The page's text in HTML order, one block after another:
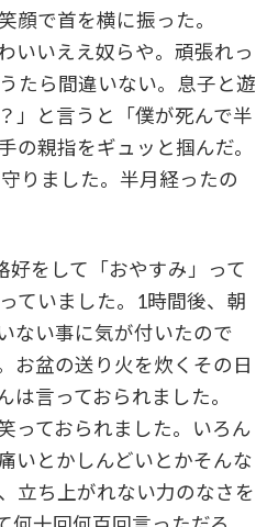
顔で首を横に振った。
いいええ奴らや。頑張れっ
たら間違いない。息子と遊
」と言うと「僕が死んで半
親指をギュッと掴んだ。
ました。半月経ったの
をして「おやすみ」って
ていました。1時間後、朝
ない事に気が付いたので
お盆の送り火を炊くその日
言っておられました。
っておられました。いろん
いとかしんどいとかそんな
立ち上がれない力のなさを